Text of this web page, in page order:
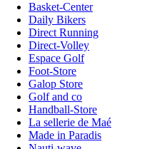
Basket-Center
Daily Bikers
Direct Running
Direct-Volley
Espace Golf
Foot-Store
Galop Store
Golf and co
Handball-Store
La sellerie de Maé
Made in Paradis